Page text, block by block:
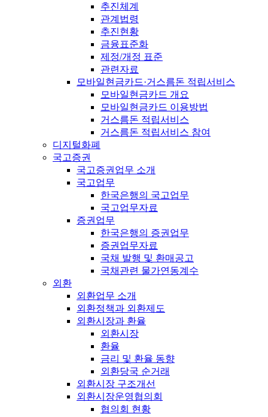
추진체계
관계법령
추진현황
금융표준화
제정/개정 표준
관련자료
모바일현금카드·거스름돈 적립서비스
모바일현금카드 개요
모바일현금카드 이용방법
거스름돈 적립서비스
거스름돈 적립서비스 참여
디지털화폐
국고증권
국고증권업무 소개
국고업무
한국은행의 국고업무
국고업무자료
증권업무
한국은행의 증권업무
증권업무자료
국채 발행 및 환매공고
국채관련 물가연동계수
외환
외환업무 소개
외환정책과 외환제도
외환시장과 환율
외환시장
환율
금리 및 환율 동향
외환당국 순거래
외환시장 구조개선
외환시장운영협의회
협의회 현황